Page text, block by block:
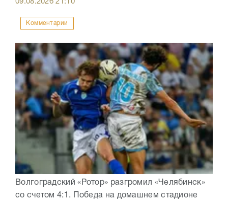
Комментарии
Волгоградский «Ротор» разгромил «Челябинск»
со счетом 4:1. Победа на домашнем стадионе